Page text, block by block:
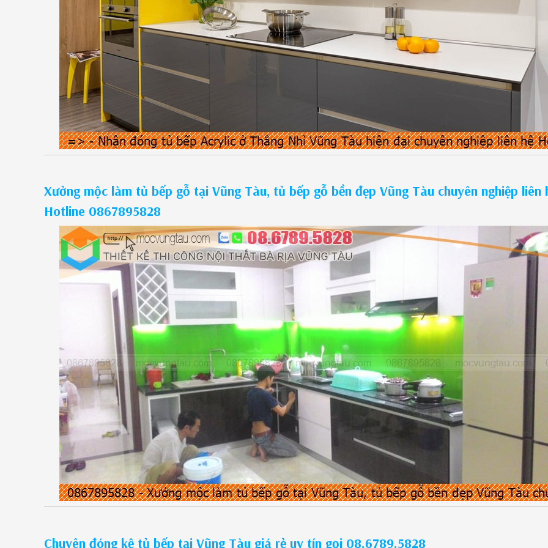
Xưởng mộc làm tủ bếp gỗ tại Vũng Tàu, tủ bếp gỗ bền đẹp Vũng Tàu chuyên nghiệp liên
Hotline 0867895828
Chuyên đóng kệ tủ bếp tại Vũng Tàu giá rẻ uy tín gọi 08.6789.5828